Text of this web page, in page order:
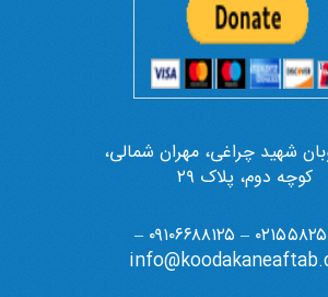
شهید چراغی، مهران شمالی،
کوچه دوم، پلاک ۲۹
۰۲۱۵۵۸۲۵۵۲۸ – ۰۹۱۰۶۶۸۸۱۲۵ –